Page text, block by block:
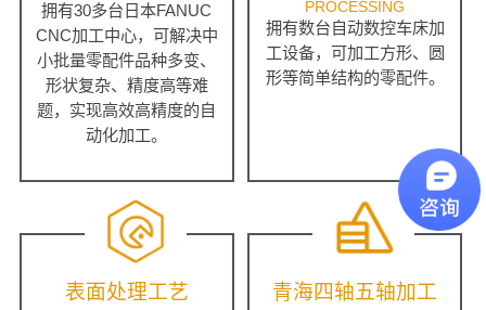
拥有30多台日本FANUC
CNC加工中心，可解决中
小批量零配件品种多变、
形状复杂、精度高等难
题，实现高效高精度的自
动化加工。
PROCESSING
拥有数台自动数控车床加
工设备，可加工方形、圆
形等简单结构的零配件。
表面处理工艺 青海四轴五轴加工